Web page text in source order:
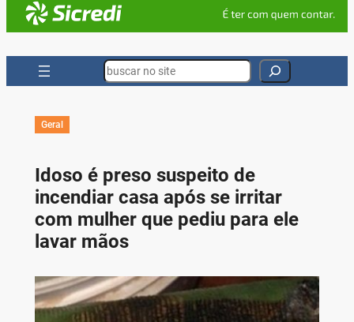
Search
Geral
Idoso é preso suspeito de
incendiar casa após se irritar
com mulher que pediu para ele
lavar mãos